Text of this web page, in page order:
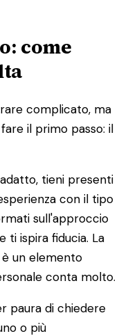
come
complicato, ma
il primo passo: il
tieni presenti
con il tipo
sull'approccio
ti ispira fiducia. La
un elemento
conta molto.
paura di chiedere
o più